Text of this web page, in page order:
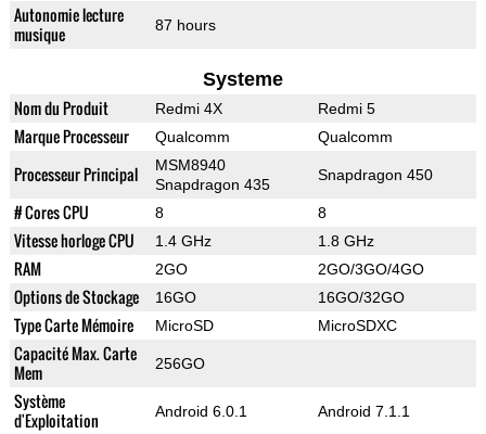
Autonomie lecture
musique
87 hours
Systeme
Nom du Produit Redmi 4X Redmi 5
Marque Processeur Qualcomm Qualcomm
Processeur Principal
MSM8940
Snapdragon 435
Snapdragon 450
# Cores CPU 8 8
Vitesse horloge CPU 1.4 GHz 1.8 GHz
RAM 2GO 2GO/3GO/4GO
Options de Stockage 16GO 16GO/32GO
Type Carte Mémoire MicroSD MicroSDXC
Capacité Max. Carte
Mem
256GO
Système
d'Exploitation
Android 6.0.1 Android 7.1.1